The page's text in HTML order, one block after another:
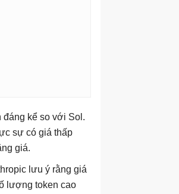
đáng kể so với Sol.
sự có giá thấp
giá.
lưu ý rằng giá
lượng token cao